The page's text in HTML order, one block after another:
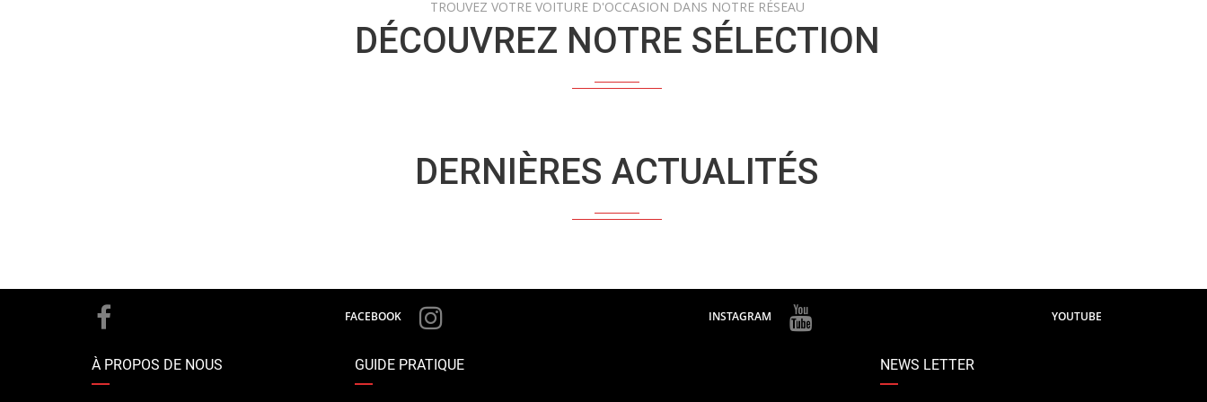
TROUVEZ VOTRE VOITURE D'OCCASION DANS NOTRE RÉSEAU
DÉCOUVREZ NOTRE SÉLECTION
DERNIÈRES ACTUALITÉS
FACEBOOK INSTAGRAM YOUTUBE
À PROPOS DE NOUS GUIDE PRATIQUE NEWS LETTER